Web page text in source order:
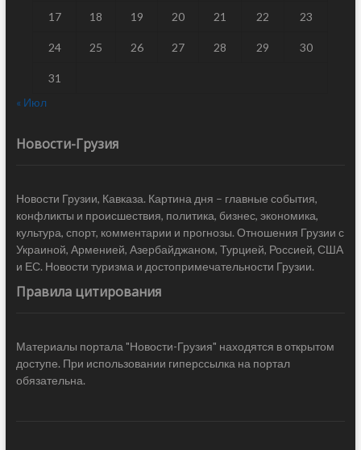
17 18 19 20 21 22 23
24 25 26 27 28 29 30
31
« Июл
Новости-Грузия
Новости Грузии, Кавказа. Картина дня – главные события,
конфликты и происшествия, политика, бизнес, экономика,
культура, спорт, комментарии и прогнозы. Отношения Грузии с
Украиной, Арменией, Азербайджаном, Турцией, Россией, США
и ЕС. Новости туризма и достопримечательности Грузии.
Правила цитирования
Материалы портала "Новости-Грузия" находятся в открытом
доступе. При использовании гиперссылка на портал
обязательна.